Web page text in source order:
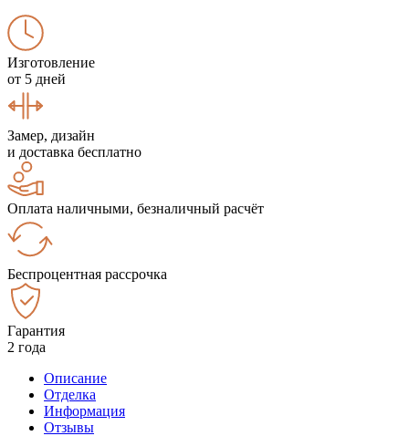
Изготовление
от 5 дней
Замер, дизайн
и доставка бесплатно
Оплата наличными, безналичный расчёт
Беспроцентная рассрочка
Гарантия
2 года
Описание
Отделка
Информация
Отзывы